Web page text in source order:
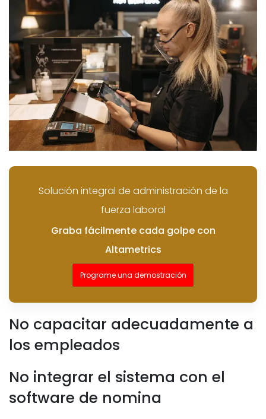
Solución integral de administración de la
fuerza laboral
Graba fácilmente cada golpe con
Altametrics
Programe una demostración
No capacitar adecuadamente a
los empleados
No integrar el sistema con el
software de nomina